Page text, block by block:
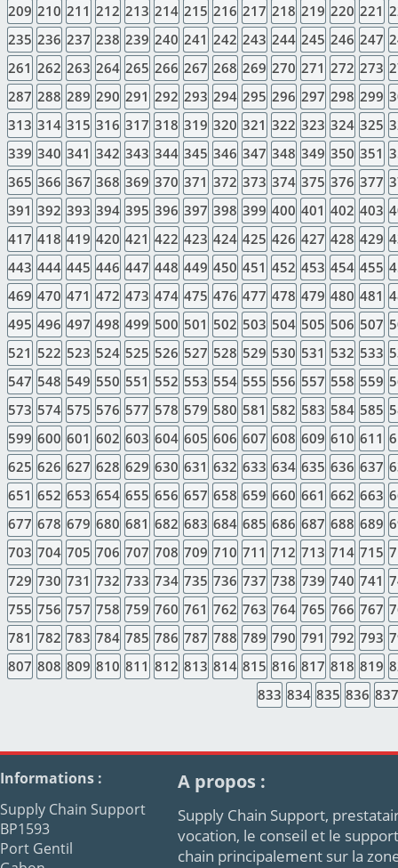
209 210 211 212 213 214 215 216 217 218 219 220 221
235 236 237 238 239 240 241 242 243 244 245 246 247
261 262 263 264 265 266 267 268 269 270 271 272 273
287 288 289 290 291 292 293 294 295 296 297 298 299
313 314 315 316 317 318 319 320 321 322 323 324 325
339 340 341 342 343 344 345 346 347 348 349 350 351
365 366 367 368 369 370 371 372 373 374 375 376 377
391 392 393 394 395 396 397 398 399 400 401 402 403
417 418 419 420 421 422 423 424 425 426 427 428 429
443 444 445 446 447 448 449 450 451 452 453 454 455
469 470 471 472 473 474 475 476 477 478 479 480 481
495 496 497 498 499 500 501 502 503 504 505 506 507
521 522 523 524 525 526 527 528 529 530 531 532 533
547 548 549 550 551 552 553 554 555 556 557 558 559
573 574 575 576 577 578 579 580 581 582 583 584 585
599 600 601 602 603 604 605 606 607 608 609 610 611
625 626 627 628 629 630 631 632 633 634 635 636 637
651 652 653 654 655 656 657 658 659 660 661 662 663
677 678 679 680 681 682 683 684 685 686 687 688 689
703 704 705 706 707 708 709 710 711 712 713 714 715
729 730 731 732 733 734 735 736 737 738 739 740 741
755 756 757 758 759 760 761 762 763 764 765 766 767
781 782 783 784 785 786 787 788 789 790 791 792 793
807 808 809 810 811 812 813 814 815 816 817 818 819
833 834 835 836 837
Informations :
Supply Chain Support
BP1593
Port Gentil
A propos :
Supply Chain Support,
vocation, le conseil et le
chain principalement sur la